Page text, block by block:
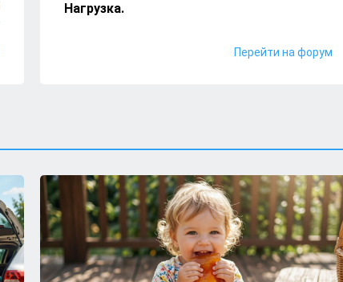
Нагрузка.
МУРАвей
Ты кого больше любишь?
Перейти на форум